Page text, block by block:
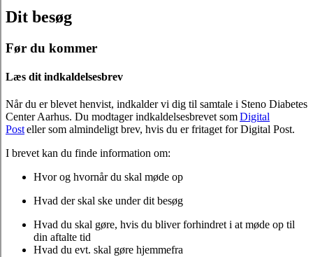
Dit besøg
Før du kommer
Læs dit indkaldelsesbrev
Når du er blevet henvist, indkalder vi dig til samtale i Steno Diabetes
Center Aarhus. Du modtager indkaldelsesbrevet somDigital
Posteller som almindeligt brev, hvis du er fritaget for Digital Post.
I brevet kan du finde information om:
Hvor og hvornår du skal møde op
Hvad der skal ske under dit besøg
Hvad du skal gøre, hvis du bliver forhindret i at møde op til
din aftalte tid
Hvad du evt. skal gøre hjemmefra